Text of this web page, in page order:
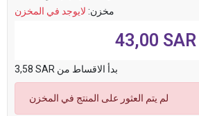
مخزن: لايوجد في المخزن
43,00 SAR
3,58 SAR بدأ الاقساط من
لم يتم العثور على المنتج في المخزن